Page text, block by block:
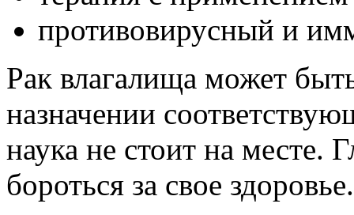
противовирусный и
Рак влагалища может
назначении
наука не стоит на месте.
бороться за свое здоровье.